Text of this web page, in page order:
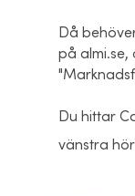
Då
på
Du hittar
vänstra